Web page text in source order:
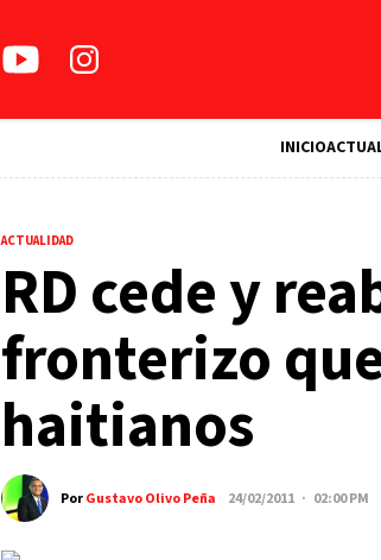
INICIO
ACTUALIDAD
RD cede y
fronterizo
haitianos
PorGustavo Olivo Peña 24/02/2011 · 02:00 PM